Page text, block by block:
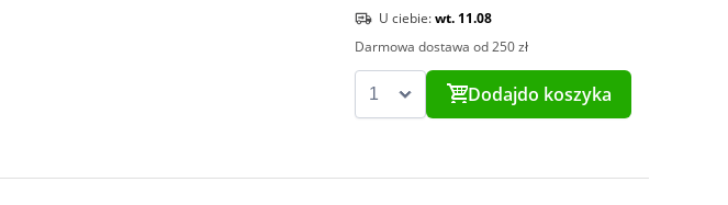
U ciebie:wt. 11.08
Darmowa dostawa od 250 zł
Dodajdo koszyka